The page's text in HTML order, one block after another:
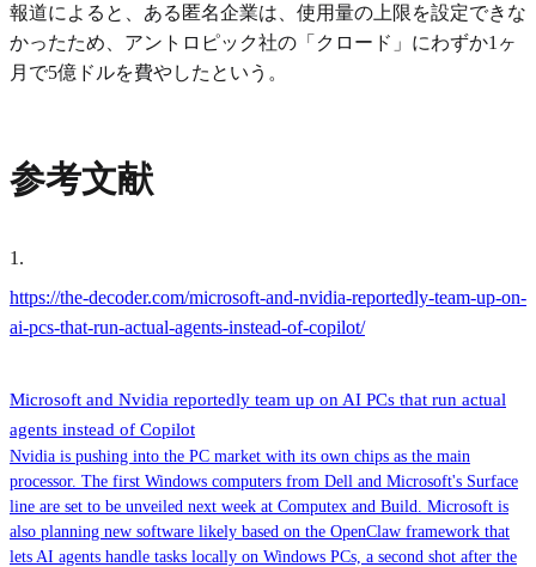
報道によると、ある匿名企業は、使用量の上限を設定できな
かったため、アントロピック社の「クロード」にわずか1ヶ
月で5億ドルを費やしたという。
参考文献
1 .
https://the-decoder.com/microsoft-and-nvidia-reportedly-team-up-on-
ai-pcs-that-run-actual-agents-instead-of-copilot/
Microsoft and Nvidia reportedly team up on AI PCs that run actual
agents instead of Copilot
Nvidia is pushing into the PC market with its own chips as the main
processor. The first Windows computers from Dell and Microsoft's Surface
line are set to be unveiled next week at Computex and Build. Microsoft is
also planning new software likely based on the OpenClaw framework that
lets AI agents handle tasks locally on Windows PCs, a second shot after the